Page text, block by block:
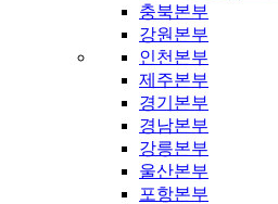
충북본부
강원본부
인천본부
제주본부
경기본부
경남본부
강릉본부
울산본부
포항본부